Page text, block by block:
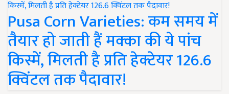
Pusa Corn Varieties: कम समय में
तैयार हो जाती हैं मक्का की ये पांच
किस्में, मिलती है प्रति हेक्टेयर 126.6
क्विंटल तक पैदावार!